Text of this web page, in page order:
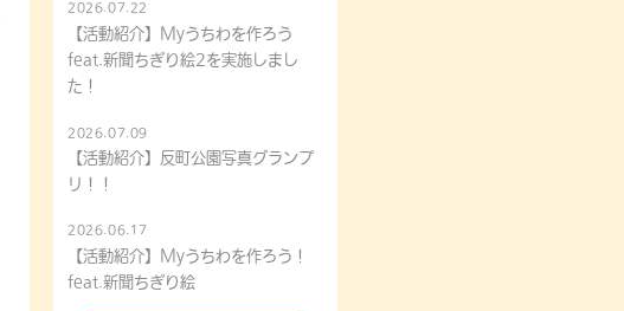
2026.07.22
【活動紹介】Myうちわを作ろう
feat.新聞ちぎり絵2を実施しまし
た！
2026.07.09
【活動紹介】反町公園写真グランプ
リ！！
2026.06.17
【活動紹介】Myうちわを作ろう！
feat.新聞ちぎり絵